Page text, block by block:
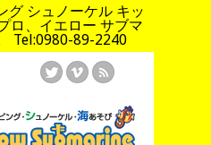
グ シュノーケル キッ
ロ、イエロー サブマ
Tel:0980-89-2240